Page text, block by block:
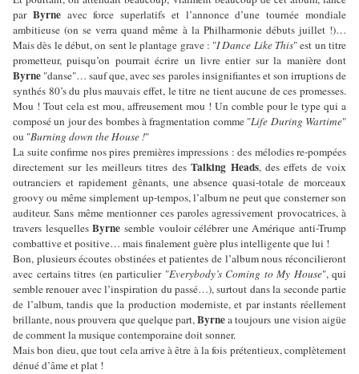
par Byrneavec force superlatifs et l’annonce d’une tournée mondiale
ambitieuse (on se verra quand même à la Philharmonie débuts juillet !)…
Mais dès le début, on sent le plantage grave : "I Dance Like This" est un titre
prometteur, puisqu’on pourrait écrire un livre entier sur la manière dont
Byrne "danse"… sauf que, avec ses paroles insignifiantes et son irruptions de
synthés 80’s du plus mauvais effet, le titre ne tient aucune de ces promesses.
Mou ! Tout cela est mou, affreusement mou ! Un comble pour le type qui a
composé un jour des bombes à fragmentation comme "Life During Wartime"
ou "Burning down the House !"
La suite confirme nos pires premières impressions : des mélodies re-pompées
directement sur les meilleurs titres desTalking Heads, des effets de voix
outranciers et rapidement gênants, une absence quasi-totale de morceaux
groovy ou même simplement up-tempos, l’album ne peut que consterner son
auditeur. Sans même mentionner ces paroles agressivement provocatrices, à
travers lesquellesByrne semble vouloir célébrer une Amérique anti-Trump
combattive et positive… mais finalement guère plus intelligente que lui !
Bon, plusieurs écoutes obstinées et patientes de l’album nous réconcilieront
avec certains titres (en particulier "Everybody’s Coming to My House", qui
semble renouer avec l’inspiration du passé…), surtout dans la seconde partie
de l’album, tandis que la production moderniste, et par instants réellement
brillante, nous prouvera que quelque part,Byrnea toujours une vision aigüe
de comment la musique contemporaine doit sonner.
Mais bon dieu, que tout cela arrive à être à la fois prétentieux, complètement
dénué d’âme et plat !